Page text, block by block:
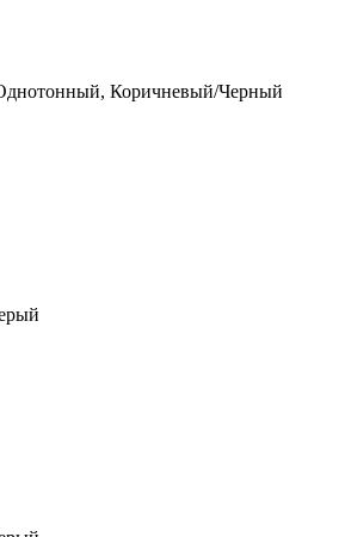
Коричневый/Черный